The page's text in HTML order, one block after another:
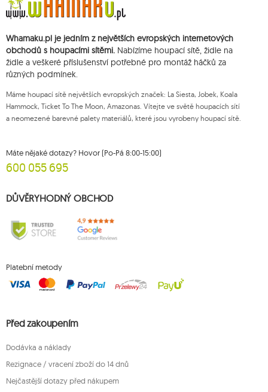
Přísluší vám právo k požádání o přístup k vašim osobním údajům, jejich
opravě, odstranění, omezení zpracování, podání námitky vůči zpracování
souhlasu v libovolném momentu aniž je tím dotčena zákonnost zpracování,
které bylo provedeno na základě souhlasu před jeho zrušením. Za tímto
účelem můžete kontaktovat zákaznický servis Mouton Interactive na e-
mailové adrese nebo písemně na adrese firmy.
Whamaku.pl je jedním z největších evropských internetových
obchodů s houpacími sítěmi. Nabízíme houpací sítě, židle na
židle a veškeré příslušenství potřebné pro montáž háčků za
různých podmínek.
Máme houpací sítě největších evropských značek: La Siesta, Jobek, Koala
Hammock, Ticket To The Moon, Amazonas. Vítejte ve světě houpacích sítí
a neomezené barevné palety materiálů, které jsou vyrobeny houpací sítě.
Máte nějaké dotazy? Hovor (Po-Pá 8:00-15:00)
600 055 695
DŮVĚRYHODNÝ OBCHOD
Platební metody
Před zakoupením
Dodávka a náklady
Rezignace / vracení zboží do 14 dnů
Nejčastější dotazy před nákupem